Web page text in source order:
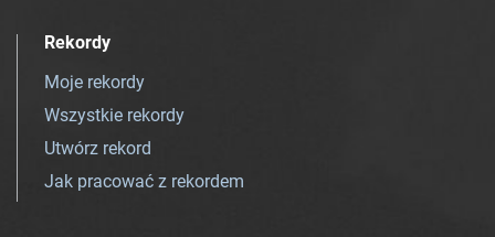
Rekordy
Moje rekordy
Wszystkie rekordy
Utwórz rekord
Jak pracować z rekordem